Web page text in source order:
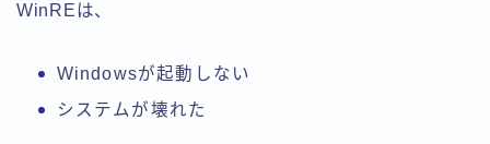
WinREは、
Windowsが起動しない
システムが壊れた